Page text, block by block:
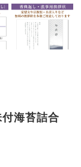
付海苔詰合